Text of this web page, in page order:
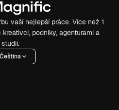
vaší nejlepší práce. Více než 1
podniky, agenturami a
studii.
Čeština